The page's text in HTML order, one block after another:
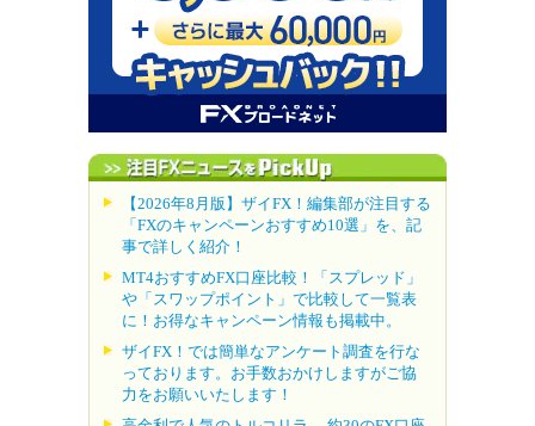
【2026年8月版】ザイFX！編集部が注目する
「FXのキャンペーンおすすめ10選」を、記
事で詳しく紹介！
MT4おすすめFX口座比較！「スプレッド」
や「スワップポイント」で比較して一覧表
に！お得なキャンペーン情報も掲載中。
ザイFX！では簡単なアンケート調査を行な
っております。お手数おかけしますがご協
力をお願いいたします！